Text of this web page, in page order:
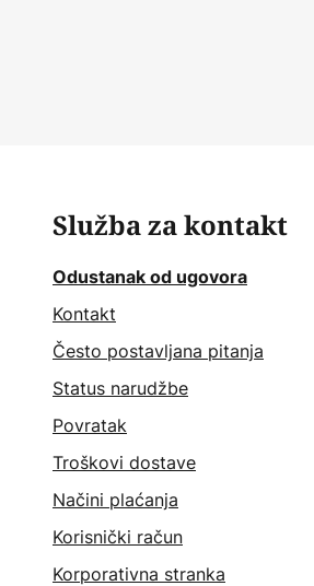
Služba za kontakt
Odustanak od ugovora
Kontakt
Često postavljana pitanja
Status narudžbe
Povratak
Troškovi dostave
Načini plaćanja
Korisnički račun
Korporativna stranka